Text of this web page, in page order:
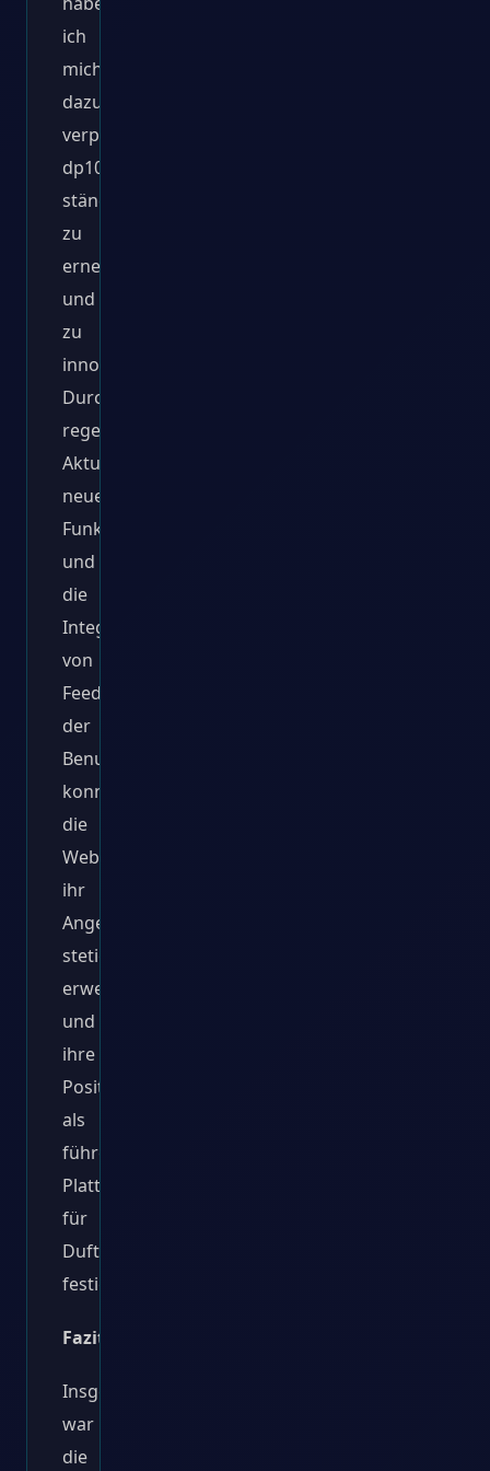
ich
mich
dazu
verpflichtet,
dp10.de
ständig
zu
erneuern
und
zu
innovieren.
Durch
regelmäßige
Aktualisierungen,
neue
Funktionen
und
die
Integration
von
Feedback
der
Benutzer
konnte
die
Website
ihr
Angebot
stetig
erweitern
und
ihre
Position
als
führende
Plattform
für
Duftliebhaber
festigen.
Fazit
Insgesamt
war
die